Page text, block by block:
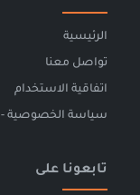
الرئيسية
تواصل معنا
اتفاقية الاستخدام
سياسة الخصوصية - Privacy Policy
تابعونا على